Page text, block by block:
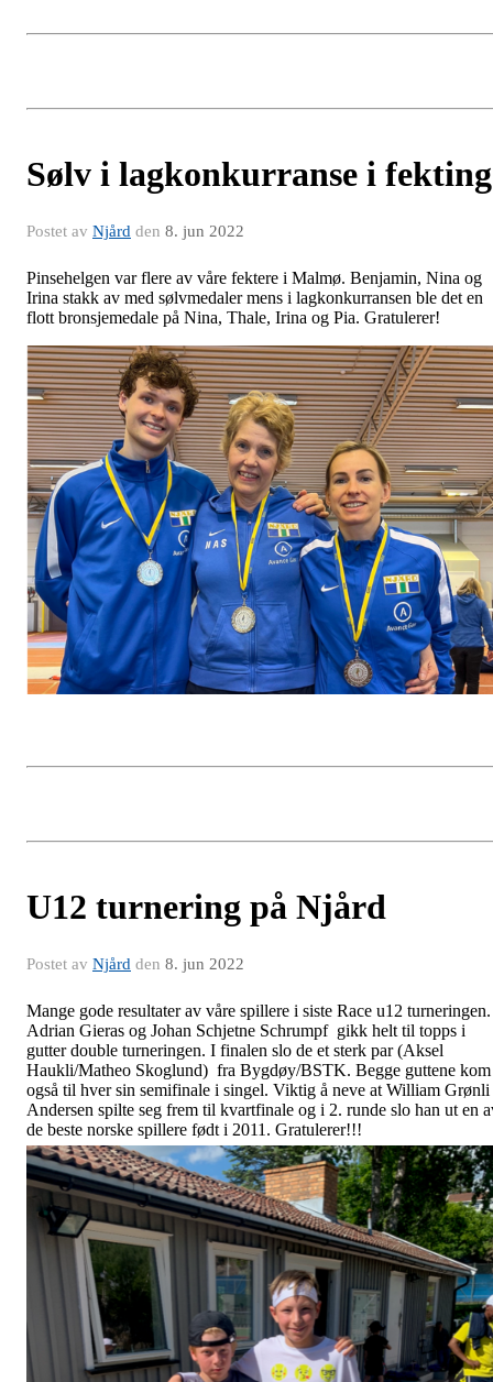
Sølv i lagkonkurranse i fekting
Postet av Njård den 8. jun 2022
Pinsehelgen var flere av våre fektere i Malmø. Benjamin, Nina og
Irina stakk av med sølvmedaler mens i lagkonkurransen ble det en
flott bronsjemedale på Nina, Thale, Irina og Pia. Gratulerer!
U12 turnering på Njård
Postet av Njård den 8. jun 2022
Mange gode resultater av våre spillere i siste Race u12 turneringen.
Adrian Gieras og Johan Schjetne Schrumpf gikk helt til topps i
gutter double turneringen. I finalen slo de et sterk par (Aksel
Haukli/Matheo Skoglund) fra Bygdøy/BSTK. Begge guttene kom
også til hver sin semifinale i singel. Viktig å neve at William Grønli
Andersen spilte seg frem til kvartfinale og i 2. runde slo han ut en
de beste norske spillere født i 2011. Gratulerer!!!